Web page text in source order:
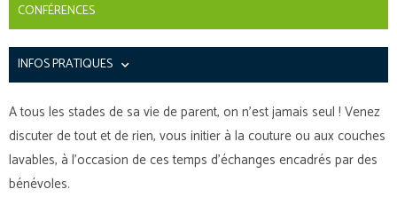
CONFÉRENCES
INFOS PRATIQUES
A tous les stades de sa vie de parent, on n’est jamais seul ! Venez
discuter de tout et de rien, vous initier à la couture ou aux couches
lavables, à l’occasion de ces temps d’échanges encadrés par des
bénévoles.